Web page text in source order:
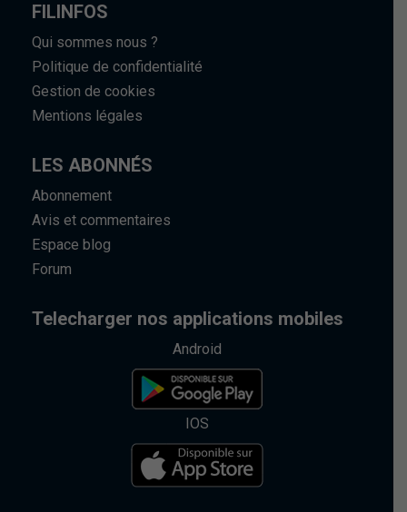
FILINFOS
Qui sommes nous ?
Politique de confidentialité
Gestion de cookies
Mentions légales
LES ABONNÉS
Abonnement
Avis et commentaires
Espace blog
Forum
Telecharger nos applications mobiles
Android
IOS